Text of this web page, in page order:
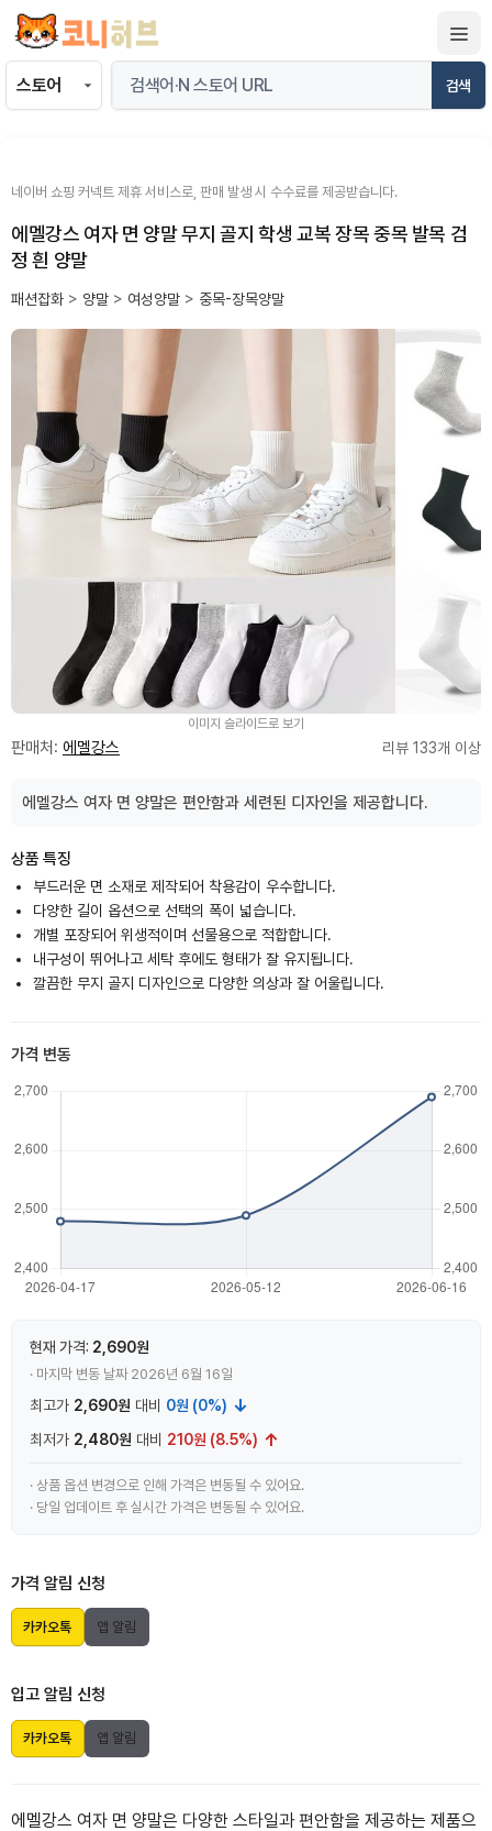
츠
검색
네이버 쇼핑 커넥트 제휴 서비스로, 판매 발생 시 수수료를 제공받습니다.
에멜강스 여자 면 양말 무지 골지 학생 교복 장목 중목 발목 검
정 흰 양말
패션잡화 > 양말 > 여성양말 > 중목-장목양말
이미지 슬라이드로 보기
판매처: 에멜강스 리뷰 133개 이상
에멜강스 여자 면 양말은 편안함과 세련된 디자인을 제공합니다.
상품 특징
부드러운 면 소재로 제작되어 착용감이 우수합니다.
다양한 길이 옵션으로 선택의 폭이 넓습니다.
개별 포장되어 위생적이며 선물용으로 적합합니다.
내구성이 뛰어나고 세탁 후에도 형태가 잘 유지됩니다.
깔끔한 무지 골지 디자인으로 다양한 의상과 잘 어울립니다.
가격 변동
현재 가격: 2,690원
· 마지막 변동 날짜 2026년 6월 16일
최고가 2,690원 대비 0원 (0%) ↓
최저가 2,480원 대비 210원 (8.5%) ↑
· 상품 옵션 변경으로 인해 가격은 변동될 수 있어요.
· 당일 업데이트 후 실시간 가격은 변동될 수 있어요.
가격 알림 신청
카카오톡 앱 알림
입고 알림 신청
카카오톡 앱 알림
에멜강스 여자 면 양말은 다양한 스타일과 편안함을 제공하는 제품으